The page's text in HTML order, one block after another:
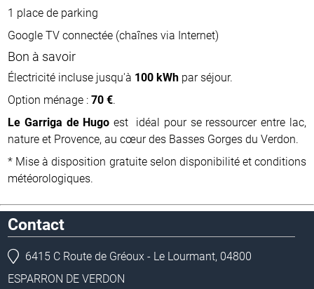
1 place de parking
Google TV connectée (chaînes via Internet)
Bon à savoir
Électricité incluse jusqu'à 100 kWh par séjour.
Option ménage :70 €.
Le Garriga de Hugo est idéal pour se ressourcer entre lac,
nature et Provence, au cœur des Basses Gorges du Verdon.
* Mise à disposition gratuite selon disponibilité et conditions
météorologiques.
Contact
6415 C Route de Gréoux - Le Lourmant, 04800
ESPARRON DE VERDON